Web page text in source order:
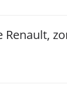
Renault,